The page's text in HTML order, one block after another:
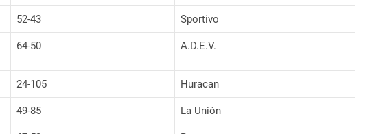
52-43 Sportivo
64-50 A.D.E.V.
24-105 Huracan
49-85 La Unión